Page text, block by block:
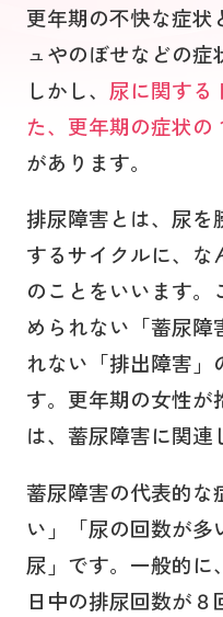
更年期の不快な症状
ュやのぼせなどの症
しかし、 尿に関する
た、更年期の症状の
があります。
排尿障害とは、尿を
するサイクルに、な
のことをいいます。
められない「蓄尿障
れない「排出障害
す。更年期の女性が
は、蓄尿障害に関連
蓄尿障害の代表的な
い」「尿の回数が
尿」です。一般的に
日中の排尿回数が